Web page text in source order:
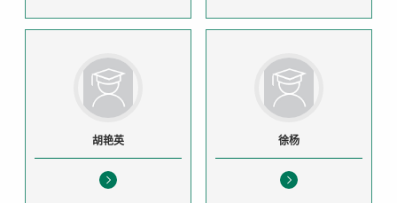
胡艳英 徐杨